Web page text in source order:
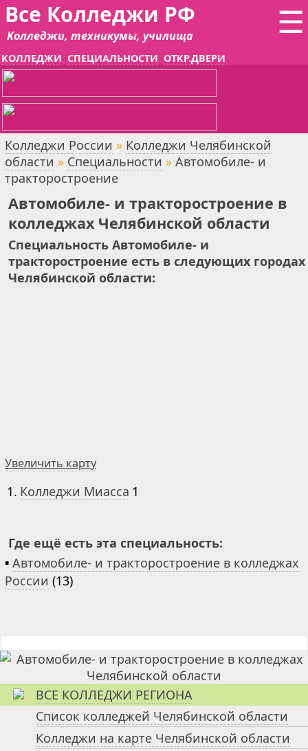
☰
Все Колледжи РФ
Колледжи, техникумы, училища
КОЛЛЕДЖИ СПЕЦИАЛЬНОСТИ ОТКР.ДВЕРИ
Колледжи России » Колледжи Челябинской
области » Специальности » Автомобиле- и
тракторостроение
Автомобиле- и тракторостроение в
колледжах Челябинской области
Специальность Автомобиле- и
тракторостроение есть в следующих городах
Челябинской области:
Увеличить карту
1. Колледжи Миасса 1
Где ещё есть эта специальность:
▪ Автомобиле- и тракторостроение в колледжах
России (13)
ВСЕ КОЛЛЕДЖИ РЕГИОНА
Список колледжей Челябинской области
Колледжи на карте Челябинской области